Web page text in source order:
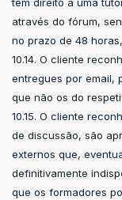
tem direito a uma
através do fórum,
no prazo de 48
10.14. O cliente
entregues por email,
que não os do
10.15. O cliente
de discussão, são
externos que,
definitivamente
que os formadores